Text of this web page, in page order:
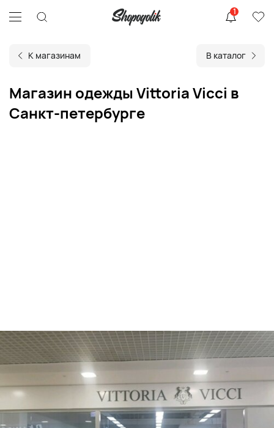
1
К магазинам В каталог
Магазин одежды Vittoria Vicci в
Санкт-петербурге